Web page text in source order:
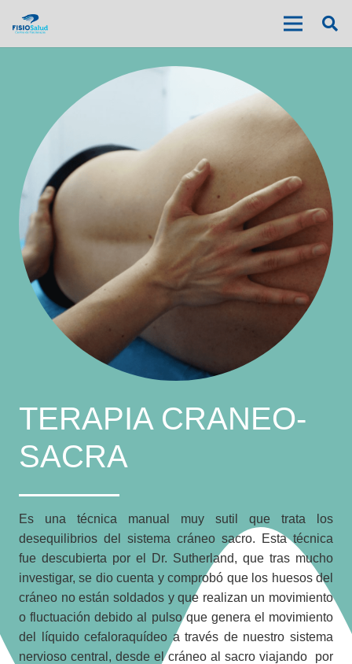
TERAPIA CRANEO-
SACRA
Es una técnica manual muy sutil que trata los
desequilibrios del sistema cráneo sacro. Esta técnica
fue descubierta por el Dr. Sutherland, que tras mucho
investigar, se dio cuenta y comprobó que los huesos del
cráneo no están soldados y que realizan un movimiento
o fluctuación debido al pulso que genera el movimiento
del líquido cefaloraquídeo a través de nuestro sistema
nervioso central, desde el cráneo al sacro viajando por